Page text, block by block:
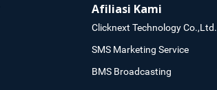
Afiliasi Kami
Clicknext Technology Co.,Ltd.
SMS Marketing Service
BMS Broadcasting